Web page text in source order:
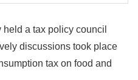
a tax policy council
discussions took place
tax on food and